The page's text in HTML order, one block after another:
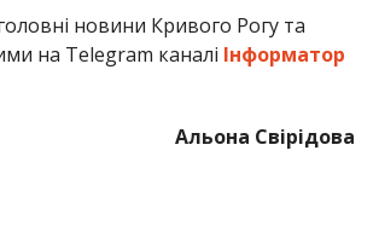
новини Кривого Рогу та
на Telegram каналі Інформатор
Альона Свірідова